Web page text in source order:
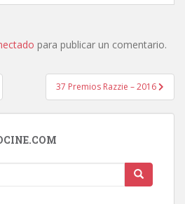
para publicar un comentario.
37 Premios Razzie – 2016